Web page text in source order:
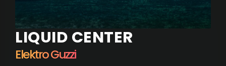
LIQUID CENTER
Elektro Guzzi